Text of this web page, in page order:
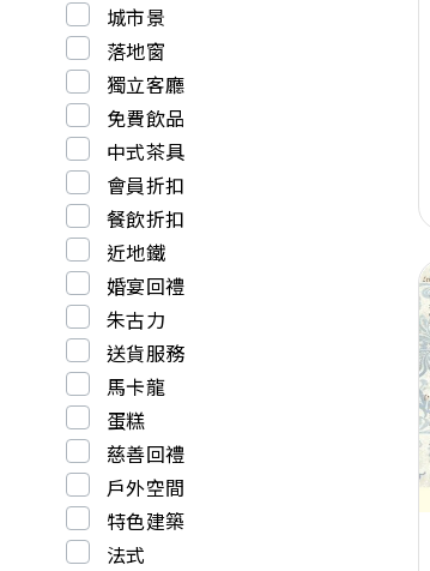
城市景
落地窗
獨立客廳
免費飲品
中式茶具
會員折扣
餐飲折扣
近地鐵
婚宴回禮
朱古力
送貨服務
馬卡龍
蛋糕
慈善回禮
戶外空間
特色建築
法式